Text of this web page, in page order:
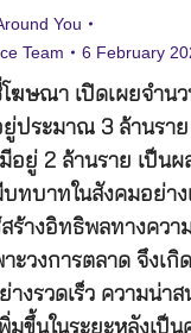
You
Team 6 February
ฆษณา เปิดเผยจำน
ยู่ประมาณ 3 ล้านรา
อยู่ 2 ล้านราย เป็นผ
บทบาทในสังคมอย่า
ร้างอิทธิพลทางควา
าะวงการตลาด จึงเ
างรวดเร็ว ความน่า
มขึ้นในระยะหลังเป็